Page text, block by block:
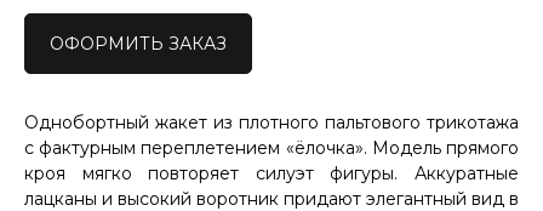
ОФОРМИТЬ ЗАКАЗ
Однобортный жакет из плотного пальтового трикотажа
с фактурным переплетением «ёлочка». Модель прямого
кроя мягко повторяет силуэт фигуры. Аккуратные
лацканы и высокий воротник придают элегантный вид в